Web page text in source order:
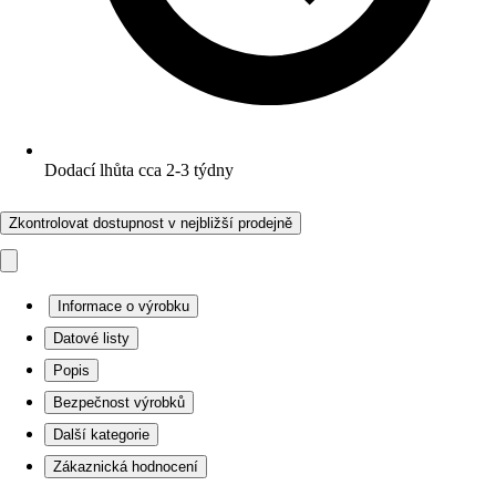
Dodací lhůta cca 2-3 týdny
Zkontrolovat dostupnost v nejbližší prodejně
Informace o výrobku
Datové listy
Popis
Bezpečnost výrobků
Další kategorie
Zákaznická hodnocení